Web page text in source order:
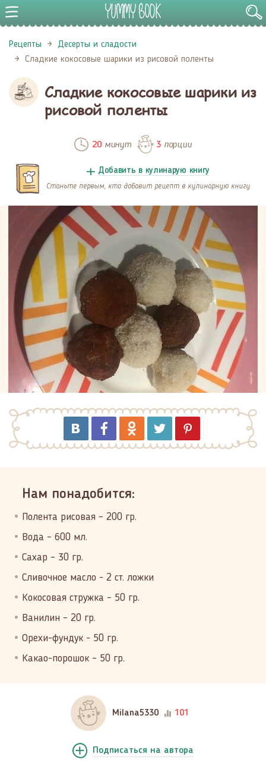
Рецепты
Десерты и сладости
Сладкие кокосовые шарики из рисовой поленты
Сладкие кокосовые шарики из
рисовой поленты
20минут 3порции
Добавить в кулинарую книгу
Станьте первым, кто добавит рецепт в кулинарную книгу
Нам понадобится:
Полента рисовая – 200 гр.
Вода – 600 мл.
Сахар – 30 гр.
Сливочное масло - 2 ст. ложки
Кокосовая стружка – 50 гр.
Ванилин – 20 гр.
Орехи-фундук - 50 гр.
Какао-порошок – 50 гр.
Milana5330 101
Подписаться на автора